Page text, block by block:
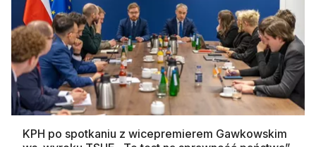
KPH po spotkaniu z wicepremierem Gawkowskim